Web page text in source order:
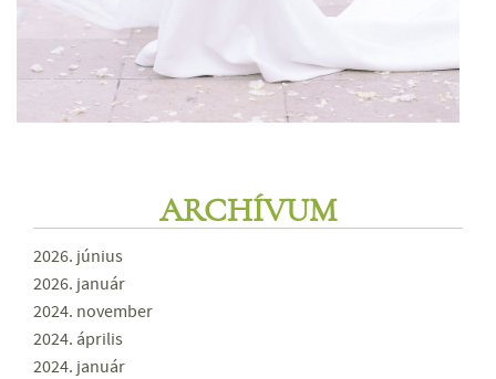
ARCHÍVUM
2026. június
2026. január
2024. november
2024. április
2024. január